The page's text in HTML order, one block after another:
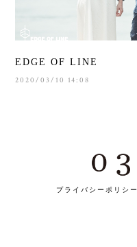
EDGE OF LINE
2020/03/10 14:08
プライバシーポリシー